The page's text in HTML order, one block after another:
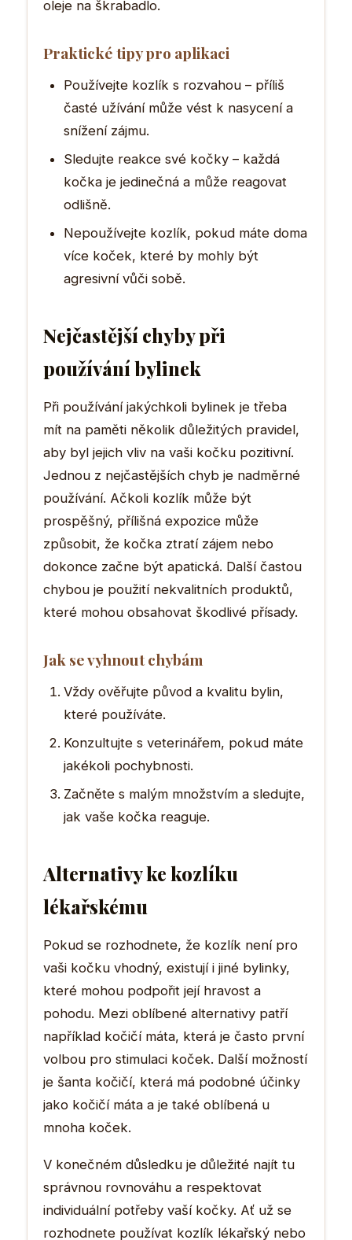
oleje na škrabadlo.
Praktické tipy pro aplikaci
Používejte kozlík s rozvahou – příliš
časté užívání může vést k nasycení a
snížení zájmu.
Sledujte reakce své kočky – každá
kočka je jedinečná a může reagovat
odlišně.
Nepoužívejte kozlík, pokud máte doma
více koček, které by mohly být
agresivní vůči sobě.
Nejčastější chyby při
používání bylinek
Při používání jakýchkoli bylinek je třeba
mít na paměti několik důležitých pravidel,
aby byl jejich vliv na vaši kočku pozitivní.
Jednou z nejčastějších chyb je nadměrné
používání. Ačkoli kozlík může být
prospěšný, přílišná expozice může
způsobit, že kočka ztratí zájem nebo
dokonce začne být apatická. Další častou
chybou je použití nekvalitních produktů,
které mohou obsahovat škodlivé přísady.
Jak se vyhnout chybám
Vždy ověřujte původ a kvalitu bylin,
které používáte.
Konzultujte s veterinářem, pokud máte
jakékoli pochybnosti.
Začněte s malým množstvím a sledujte,
jak vaše kočka reaguje.
Alternativy ke kozlíku
lékařskému
Pokud se rozhodnete, že kozlík není pro
vaši kočku vhodný, existují i jiné bylinky,
které mohou podpořit její hravost a
pohodu. Mezi oblíbené alternativy patří
například kočičí máta, která je často první
volbou pro stimulaci koček. Další možností
je šanta kočičí, která má podobné účinky
jako kočičí máta a je také oblíbená u
mnoha koček.
V konečném důsledku je důležité najít tu
správnou rovnováhu a respektovat
individuální potřeby vaší kočky. Ať už se
rozhodnete používat kozlík lékařský nebo